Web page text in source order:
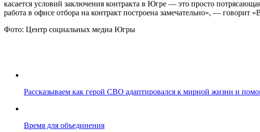
касается условий заключения контракта в Югре — это просто
работа в офисе отбора на контракт построена замечательно», — говорит
Фото: Центр социальных медиа Югры
Рассказываем как герой СВО адаптировался к мирной жизни и
Время для объединения